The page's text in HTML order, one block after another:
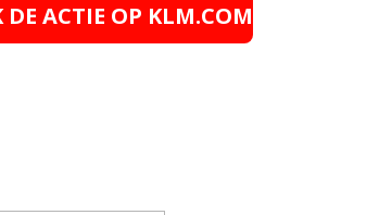
DE ACTIE OP KLM.COM